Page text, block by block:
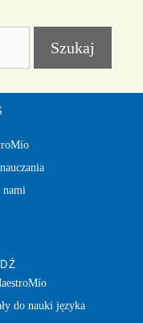
nami
do nauki języka